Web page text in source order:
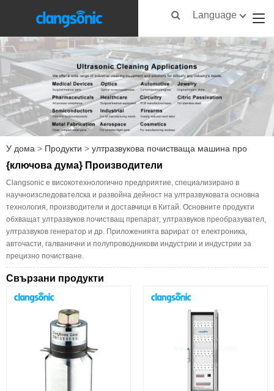
Language
У дома > Продукти > ултразвукова почистваща машина про
{ключова дума} Производители
Clangsonic е високотехнологично предприятие, специализирано в
научноизследователска и развойна дейност на ултразвуковата основна
технология, производители и доставчици в Китай. Основните продукти
обхващат ултразвуков почистващ препарат, ултразвуков преобразувател,
ултразвуков генератор и др. Приложенията варират от електроника,
авточасти, галванични и полупроводникови индустрии и индустрии за
прецизно почистване.
Свързани продукти